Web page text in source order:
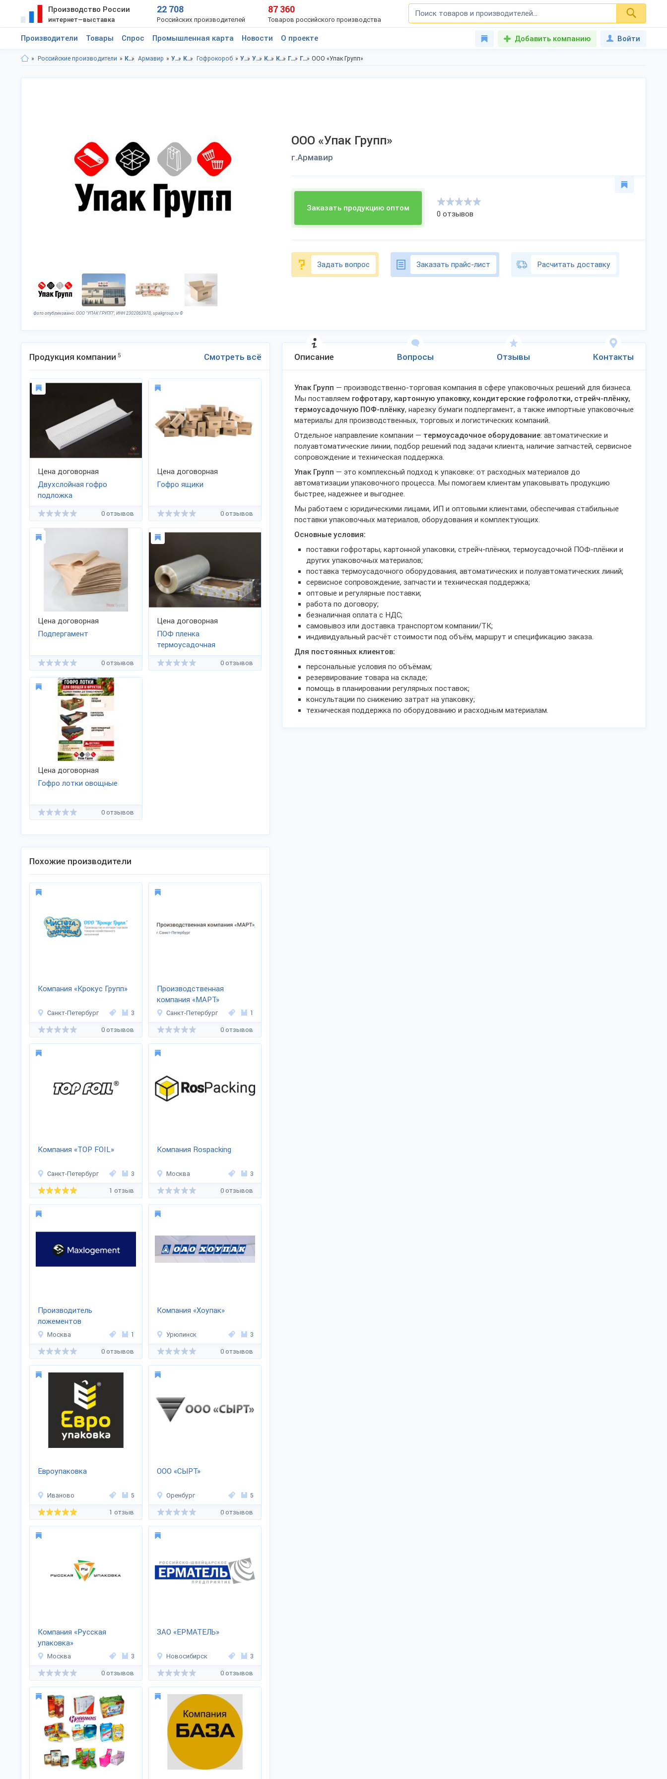
Производство России
интернет—выставка
22 708
Российских производителей
87 360
Товаров российского производства
Производители Товары Спрос Промышленная карта Новости О проекте Добавить компанию Войти
Российские производители Краснодарский край Армавир Упаковка Коробки Гофрокороб Упаковка в Краснодарский край Упаковка в г.Армавир Коробки в Краснодарский край Коробки в г.Армавир Гофрокороб в Краснодарский край Гофрокороб в г.Армавир ООО «Упак Групп»
Фото опубликовано: ООО "УПАК ГРУПП", ИНН 2302063970, upakgroup.ru ©
ООО «Упак Групп»
г.Армавир
Заказать продукцию оптом
0 отзывов
Задать вопрос Заказать прайс-лист Расчитать доставку
Описание Вопросы Отзывы Контакты
Упак Групп — производственно-торговая компания в сфере упаковочных решений для бизнеса.
Мы поставляем гофротару, картонную упаковку, кондитерские гофролотки, стрейч-плёнку,
термоусадочную ПОФ-плёнку, нарезку бумаги подпергамент, а также импортные упаковочные
материалы для производственных, торговых и логистических компаний.
Отдельное направление компании — термоусадочное оборудование: автоматические и
полуавтоматические линии, подбор решений под задачи клиента, наличие запчастей, сервисное
сопровождение и техническая поддержка.
Упак Групп — это комплексный подход к упаковке: от расходных материалов до
автоматизации упаковочного процесса. Мы помогаем клиентам упаковывать продукцию
быстрее, надежнее и выгоднее.
Мы работаем с юридическими лицами, ИП и оптовыми клиентами, обеспечивая стабильные
поставки упаковочных материалов, оборудования и комплектующих.
Основные условия:
поставки гофротары, картонной упаковки, стрейч-плёнки, термоусадочной ПОФ-плёнки и
других упаковочных материалов;
поставка термоусадочного оборудования, автоматических и полуавтоматических линий;
сервисное сопровождение, запчасти и техническая поддержка;
оптовые и регулярные поставки;
работа по договору;
безналичная оплата с НДС;
самовывоз или доставка транспортом компании/ТК;
индивидуальный расчёт стоимости под объём, маршрут и спецификацию заказа.
Для постоянных клиентов:
персональные условия по объёмам;
резервирование товара на складе;
помощь в планировании регулярных поставок;
консультации по снижению затрат на упаковку;
техническая поддержка по оборудованию и расходным материалам.
Продукция компании 5 Смотреть всё
Цена договорная
Двухслойная гофро
подложка
0 отзывов
Цена договорная
Гофро ящики
0 отзывов
Цена договорная
Подпергамент
0 отзывов
Цена договорная
ПОФ пленка
термоусадочная
0 отзывов
Цена договорная
Гофро лотки овощные
0 отзывов
Похожие производители
Компания «Крокус Групп»
Санкт-Петербург 3
0 отзывов
Производственная
компания «МАРТ»
Санкт-Петербург 1
0 отзывов
Компания «TOP FOIL»
Санкт-Петербург 3
1 отзыв
Компания Rospacking
Москва 3
0 отзывов
Производитель
ложементов
«МаксЛожемент»
Москва 1
0 отзывов
Компания «Хоупак»
Урюпинск 3
0 отзывов
Евроупаковка
Иваново 5
1 отзыв
ООО «СЫРТ»
Оренбург 5
0 отзывов
Компания «Русская
упаковка»
Москва 3
0 отзывов
ЗАО «ЕРМАТЕЛЬ»
Новосибирск 3
0 отзывов